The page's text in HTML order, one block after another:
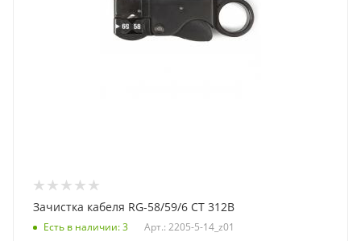
Зачистка кабеля RG-58/59/6 CT 312B
Есть в наличии: 3 Арт.: 2205-5-14_z01